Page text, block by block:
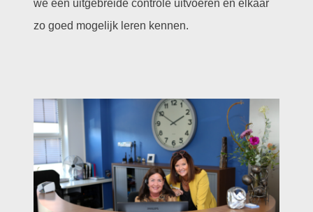
we een uitgebreide controle uitvoeren en elkaar
zo goed mogelijk leren kennen.